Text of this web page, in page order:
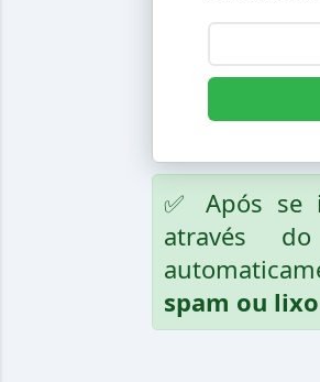
✅ Após se
através
spam ou